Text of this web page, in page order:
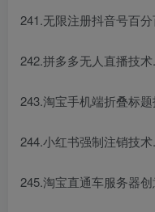
241.无限注册抖音号百
242.拼多多无人直播技
243.淘宝手机端折叠标
244.小红书强制注销技
245.淘宝直通车服务器